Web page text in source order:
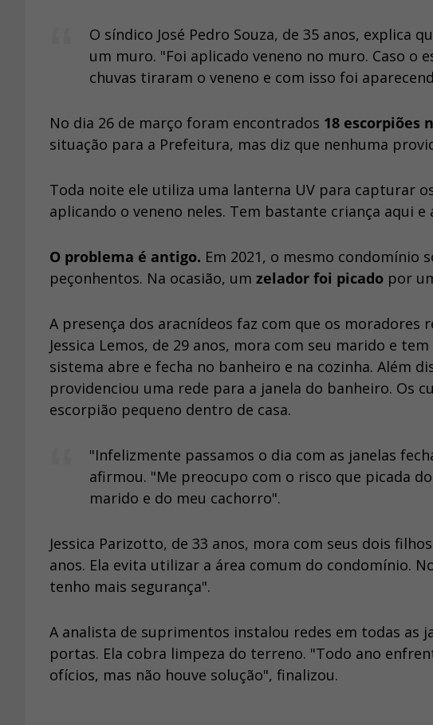
O síndico José Pedro Souza, de 35 anos, explica
um muro. "Foi aplicado veneno no muro. Caso o
chuvas tiraram o veneno e com isso foi
No dia 26 de março foram encontrados 18 escorpiões
situação para a Prefeitura, mas diz que nenhuma
Toda noite ele utiliza uma lanterna UV para capturar
aplicando o veneno neles. Tem bastante criança aqui
O problema é antigo. Em 2021, o mesmo condomínio
peçonhentos. Na ocasião, um zelador foi picado por
A presença dos aracnídeos faz com que os
Jessica Lemos, de 29 anos, mora com seu marido e
sistema abre e fecha no banheiro e na cozinha. Além
providenciou uma rede para a janela do banheiro. Os
escorpião pequeno dentro de casa.
"Infelizmente passamos o dia com as janelas
afirmou. "Me preocupo com o risco que picada
marido e do meu cachorro".
Jessica Parizotto, de 33 anos, mora com seus dois
anos. Ela evita utilizar a área comum do condomínio.
tenho mais segurança".
A analista de suprimentos instalou redes em todas as
portas. Ela cobra limpeza do terreno. "Todo ano
ofícios, mas não houve solução", finalizou.